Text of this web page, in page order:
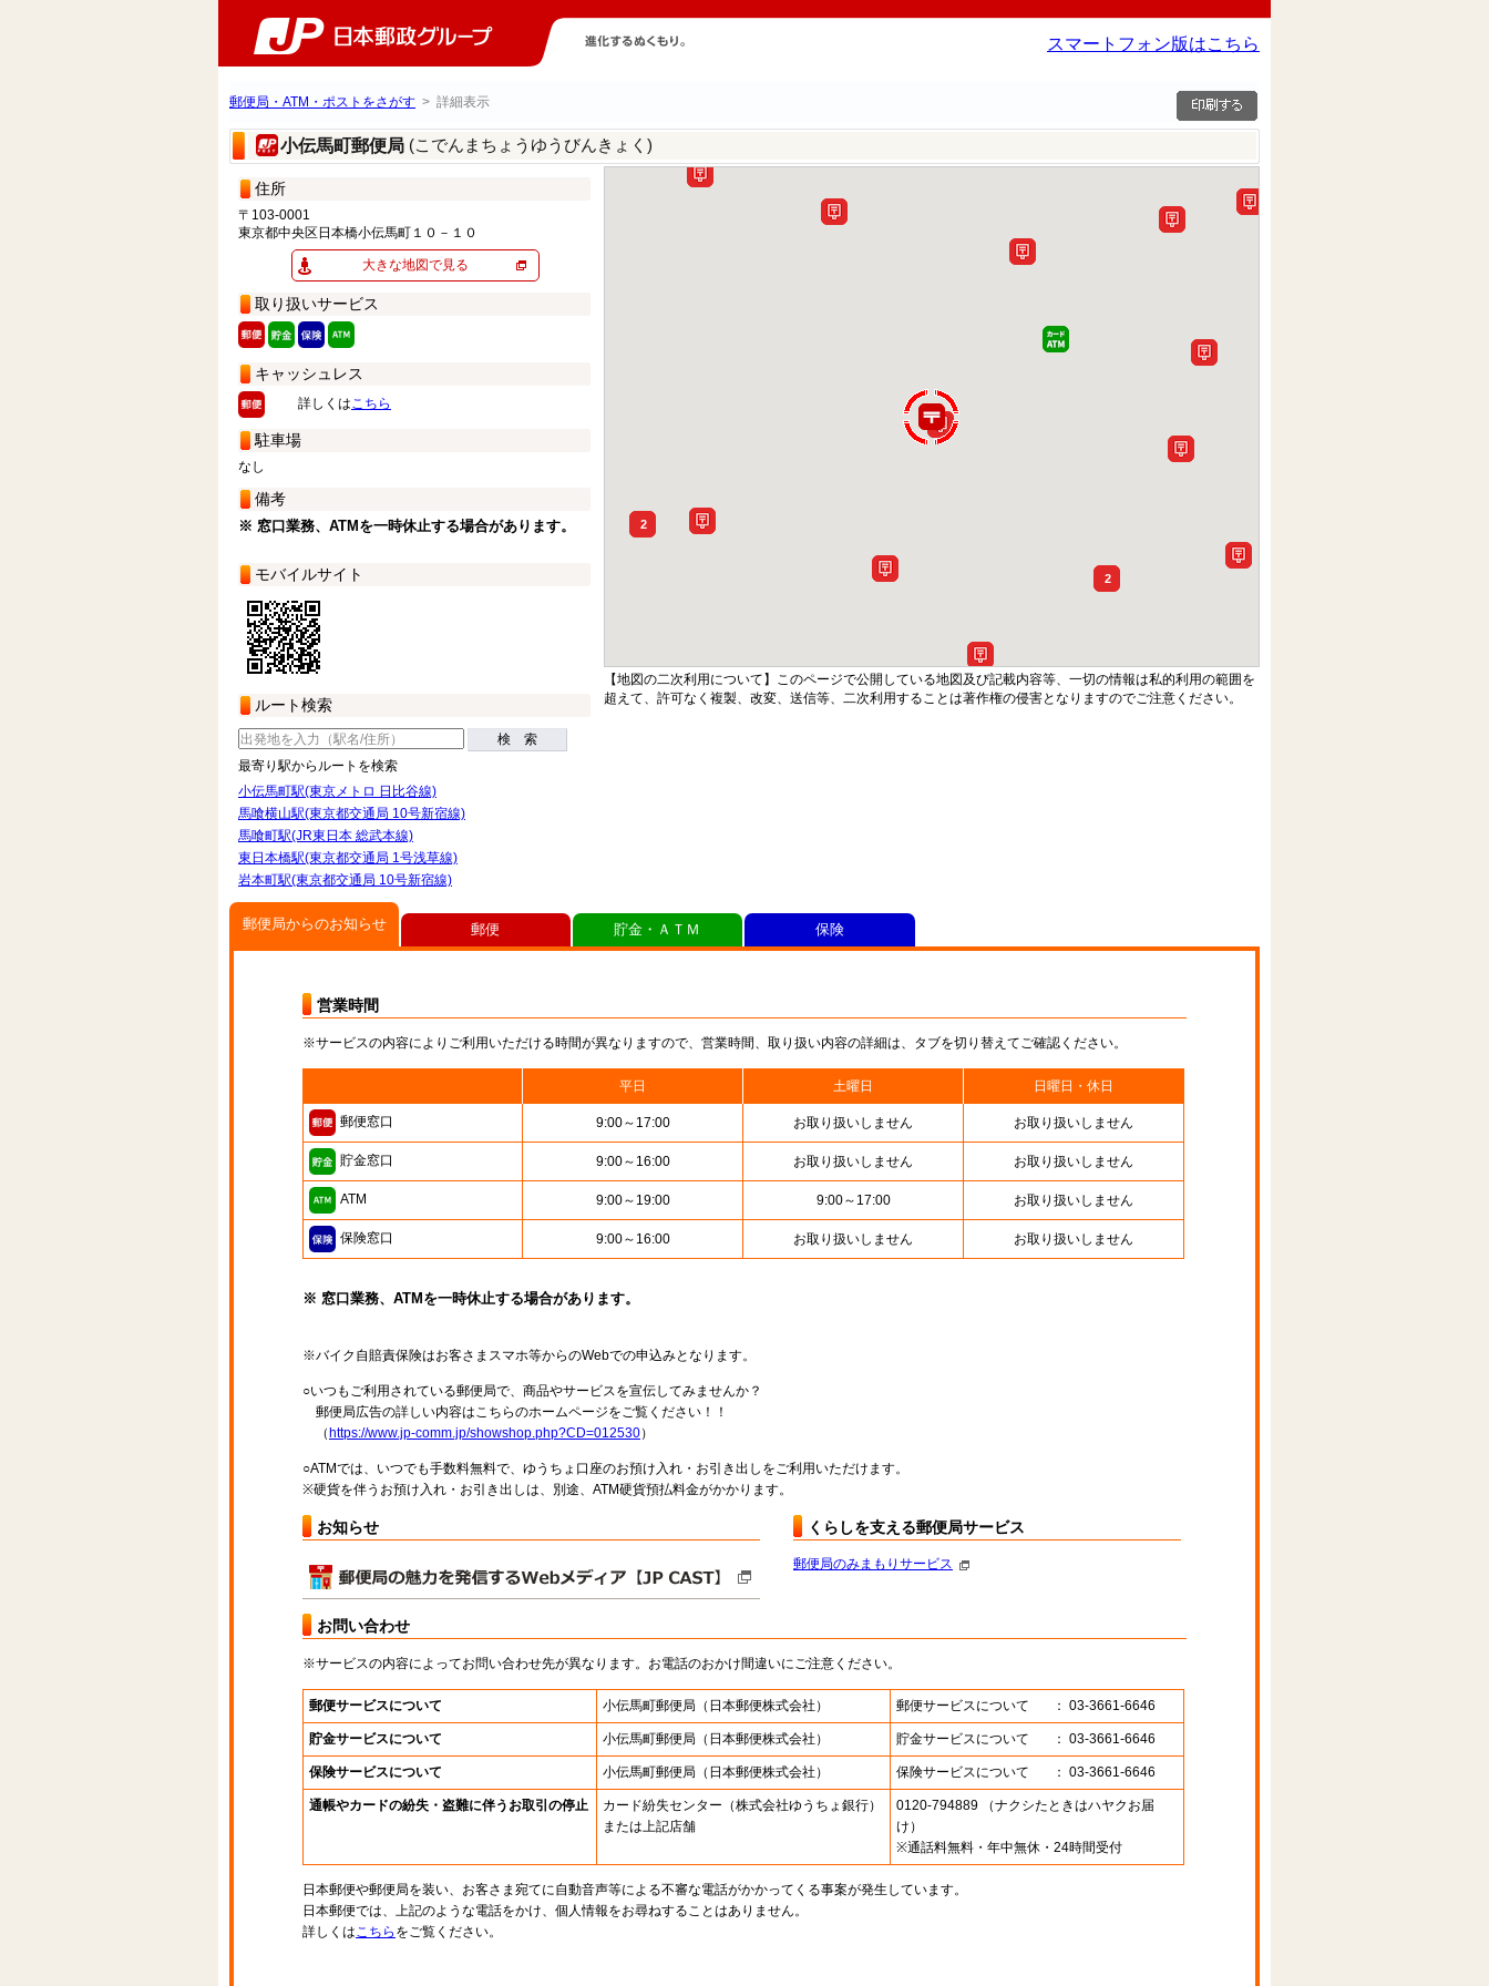
スマートフォン版はこちら
郵便局・ATM・ポストをさがす > 詳細表示
小伝馬町郵便局 (こでんまちょうゆうびんきょく)
住所
〒103-0001
東京都中央区日本橋小伝馬町１０－１０
大きな地図で見る
取り扱いサービス
キャッシュレス
詳しくはこちら
駐車場
なし
備考
※ 窓口業務、ATMを一時休止する場合があります。
モバイルサイト
ルート検索
検 索
最寄り駅からルートを検索
小伝馬町駅(東京メトロ 日比谷線)
馬喰横山駅(東京都交通局 10号新宿線)
馬喰町駅(JR東日本 総武本線)
東日本橋駅(東京都交通局 1号浅草線)
岩本町駅(東京都交通局 10号新宿線)
2
2
【地図の二次利用について】このページで公開している地図及び記載内容等、一切の情報は私的利用の範囲を
超えて、許可なく複製、改変、送信等、二次利用することは著作権の侵害となりますのでご注意ください。
郵便局からのお知らせ
営業時間
※サービスの内容によりご利用いただける時間が異なりますので、営業時間、取り扱い内容の詳細は、タブを切り替えてご確認ください。
平日 土曜日 日曜日・休日
郵便窓口 9:00～17:00 お取り扱いしません お取り扱いしません
貯金窓口 9:00～16:00 お取り扱いしません お取り扱いしません
ATM 9:00～19:00 9:00～17:00 お取り扱いしません
保険窓口 9:00～16:00 お取り扱いしません お取り扱いしません
※ 窓口業務、ATMを一時休止する場合があります。
※バイク自賠責保険はお客さまスマホ等からのWebでの申込みとなります。
○いつもご利用されている郵便局で、商品やサービスを宣伝してみませんか？
郵便局広告の詳しい内容はこちらのホームページをご覧ください！！
（ https://www.jp-comm.jp/showshop.php?CD=012530）
○ATMでは、いつでも手数料無料で、ゆうちょ口座のお預け入れ・お引き出しをご利用いただけます。
※硬貨を伴うお預け入れ・お引き出しは、別途、ATM硬貨預払料金がかかります。
お知らせ くらしを支える郵便局サービス
郵便局のみまもりサービス
お問い合わせ
※サービスの内容によってお問い合わせ先が異なります。お電話のおかけ間違いにご注意ください。
郵便サービスについて 小伝馬町郵便局 （日本郵便株式会社） 郵便サービスについて ： 03-3661-6646
貯金サービスについて 小伝馬町郵便局 （日本郵便株式会社） 貯金サービスについて ： 03-3661-6646
保険サービスについて 小伝馬町郵便局 （日本郵便株式会社） 保険サービスについて ： 03-3661-6646
通帳やカードの紛失・盗難に伴うお取引の停止 カード紛失センター （株式会社ゆうちょ銀行）
または上記店舗
0120-794889 （ナクシたときはハヤクお届
け）
※通話料無料・年中無休・24時間受付
日本郵便や郵便局を装い、お客さま宛てに自動音声等による不審な電話がかかってくる事案が発生しています。
日本郵便では、上記のような電話をかけ、個人情報をお尋ねすることはありません。
詳しくはこちら をご覧ください。
郵便 貯金・ＡＴＭ 保険